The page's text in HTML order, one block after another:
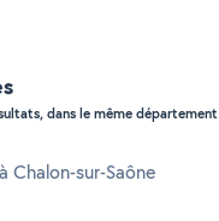
dans le même département
Chalon-sur-Saône